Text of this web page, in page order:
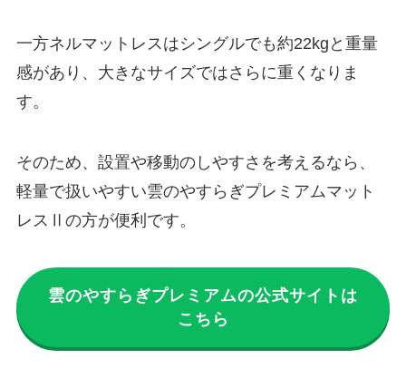
一方ネルマットレスはシングルでも約22kgと重量
感があり、大きなサイズではさらに重くなりま
す。
そのため、設置や移動のしやすさを考えるなら、
軽量で扱いやすい雲のやすらぎプレミアムマット
レスⅡの方が便利です。
雲のやすらぎプレミアムの公式サイトは
こちら